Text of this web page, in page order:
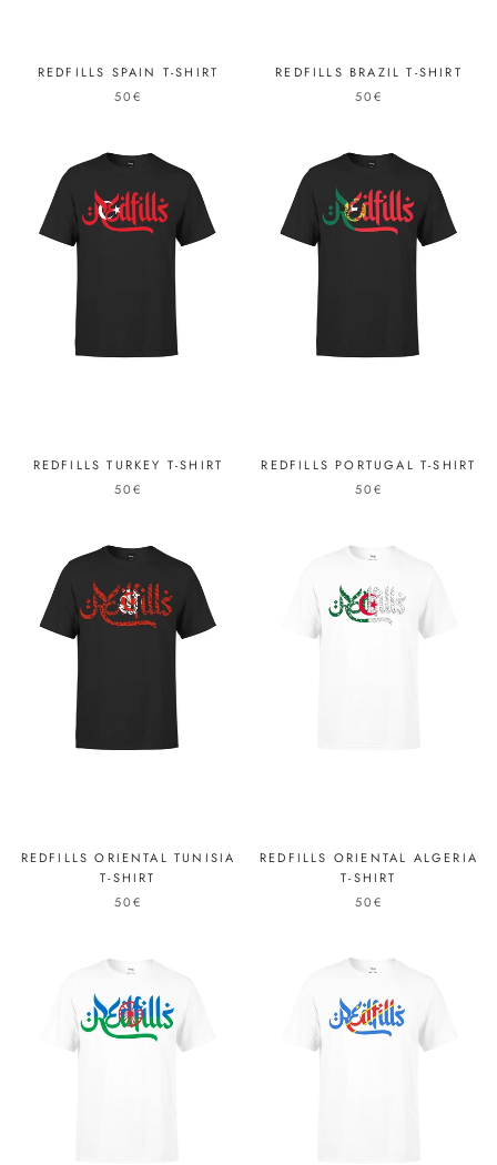
REDFILLS SPAIN T-SHIRT
50€
REDFILLS BRAZIL T-SHIRT
50€
REDFILLS TURKEY T-SHIRT
50€
REDFILLS PORTUGAL T-SHIRT
50€
REDFILLS ORIENTAL TUNISIA
T-SHIRT
50€
REDFILLS ORIENTAL ALGERIA
T-SHIRT
50€